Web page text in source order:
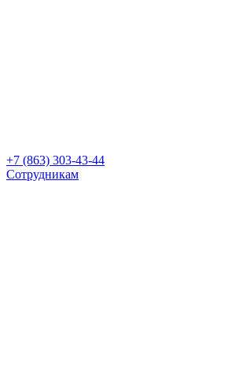
+7 (863) 303-43-44
Сотрудникам